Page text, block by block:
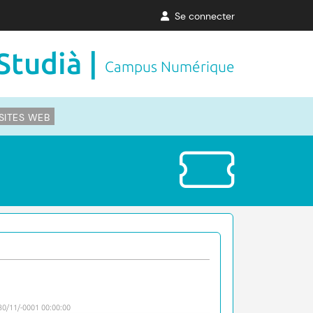
Se connecter
| Campus Numérique
WEB
11/-0001 00:00:00